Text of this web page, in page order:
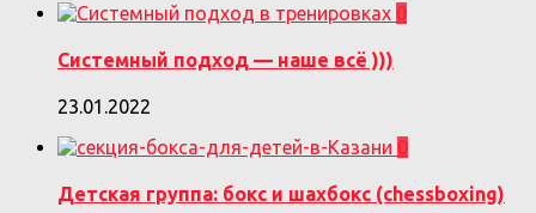
0
Системный подход — наше всё )))
23.01.2022
0
Детская группа: бокс и шахбокс (chessboxing)